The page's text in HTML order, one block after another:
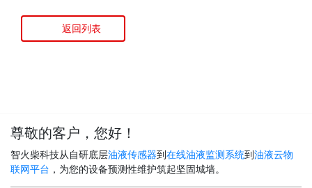
返回列表
尊敬的客户，您好！
智火柴科技从自研底层油液传感器到在线油液监测系统到油液云物
联网平台 ，为您的设备预测性维护筑起坚固城墙。